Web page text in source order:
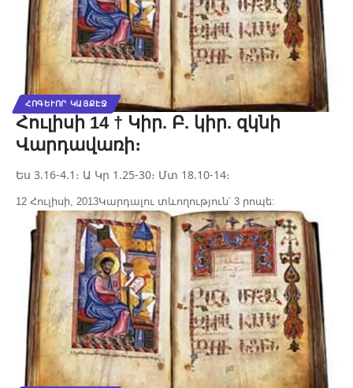
ՀՈԳԵՒՈՐ ԿԱՅՔԷՋ
Հուլիսի 14 † Կիր. Բ. կիր. զկնի
Վարդավառի։
Ես 3.16-4.1։ Ա Կր 1.25-30։ Մտ 18.10-14։
12 Հուլիսի, 2013Կարդալու տևողություն՝ 3 րոպե: